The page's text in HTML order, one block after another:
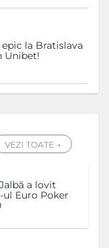
la Bratislava
Unibet!
VEZI TOATE →
a lovit
Euro Poker